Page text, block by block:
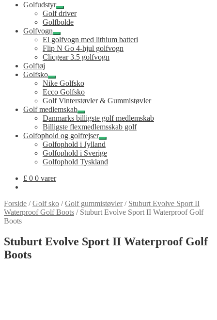
Golfudstyr
Udfold
undermenu
Golf driver
Golfbolde
Golfvogn
Udfold
undermenu
El golfvogn med lithium batteri
Flip N Go 4-hjul golfvogn
Clicgear 3.5 golfvogn
Golftøj
Golfsko
Udfold
undermenu
Nike Golfsko
Ecco Golfsko
Golf Vinterstøvler & Gummistøvler
Golf medlemskab
Udfold
undermenu
Danmarks billigste golf medlemskab
Billigste flexmedlemsskab golf
Golfophold og golfrejser
Udfold
undermenu
Golfophold i Jylland
Golfophold i Sverige
Golfophold Tyskland
£ 0 0 varer
Forside /Golf sko /Golf gummistøvler/ Stuburt Evolve Sport II
Waterproof Golf Boots / Stuburt Evolve Sport II Waterproof Golf
Boots
Stuburt Evolve Sport II Waterproof Golf
Boots